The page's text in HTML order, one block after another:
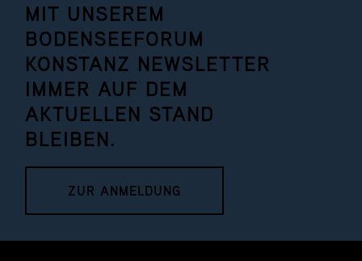
MIT UNSEREM
BODENSEEFORUM
KONSTANZ NEWSLETTER
IMMER AUF DEM
AKTUELLEN STAND
BLEIBEN.
ZUR ANMELDUNG